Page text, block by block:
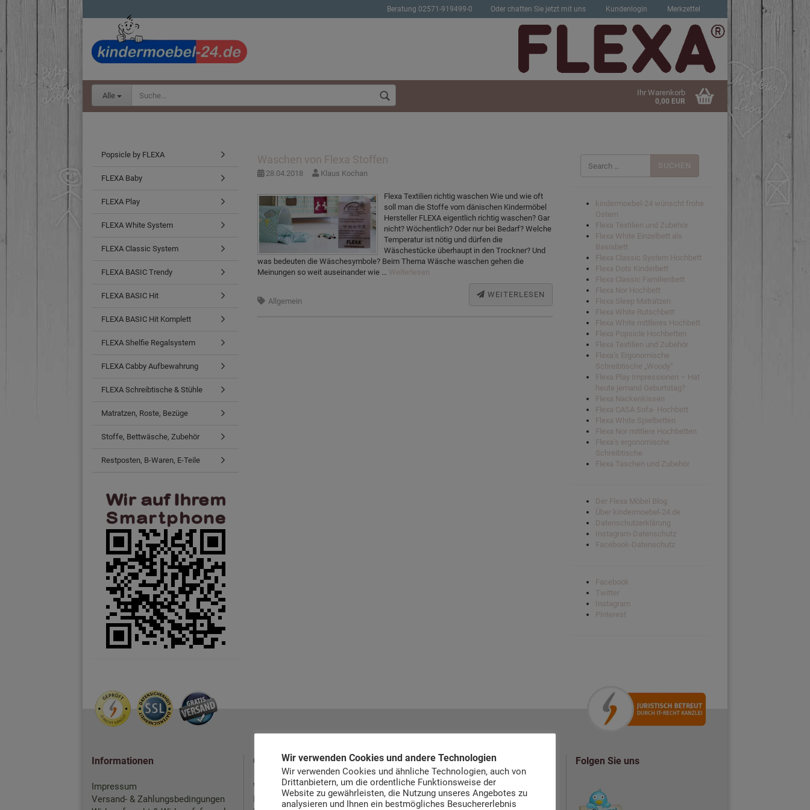
Beratung 02571-919499-0 Oder chatten Sie jetzt mit uns Kundenlogin
Passwort vergessen?
Merkzettel
Alle Ihr Warenkorb
0,00 EUR
Waschen von Flexa Stoffen
28.04.2018 Klaus Kochan
Flexa Textilien richtig waschen Wie und wie oft
soll man die Stoffe vom dänischen Kindermöbel
Hersteller FLEXA eigentlich richtig waschen? Gar
nicht? Wöchentlich? Oder nur bei Bedarf? Welche
Temperatur ist nötig und dürfen die
Wäschestücke überhaupt in den Trockner? Und
was bedeuten die Wäschesymbole? Beim Thema Wäsche waschen gehen die
Meinungen so weit auseinander wie … Weiterlesen
WEITERLESEN
Allgemein
Suchen
nach:
kindermoebel-24 wünscht frohe
Ostern
Flexa Textilien und Zubehör
Flexa White Einzelbett als
Basisbett
Flexa Classic System Hochbett
Flexa Dots Kinderbett
Flexa Classic Familienbett
Flexa Nor Hochbett
Flexa Sleep Matratzen
Flexa White Rutschbett
Flexa White mittleres Hochbett
Flexa Popsicle Hochbetten
Flexa Textilien und Zubehör
Flexa’s Ergonomische
Schreibtische „Woody“
Flexa Play Impressionen – Hat
heute jemand Geburtstag?
Flexa Nackenkissen
Flexa CASA Sofa- Hochbett
Flexa White Spielbetten
Flexa Nor mittlere Hochbetten
Flexa’s ergonomische
Schreibtische
Flexa Taschen und Zubehör
Der Flexa Möbel Blog
Über kindermoebel-24.de
Datenschutzerklärung
Instagram-Datenschutz
Facebook-Datenschutz
Facebook
Twitter
Instagram
Pinterest
Popsicle by FLEXA
FLEXA Baby
FLEXA Play
FLEXA White System
FLEXA Classic System
FLEXA BASIC Trendy
FLEXA BASIC Hit
FLEXA BASIC Hit Komplett
FLEXA Shelfie Regalsystem
FLEXA Cabby Aufbewahrung
FLEXA Schreibtische & Stühle
Matratzen, Roste, Bezüge
Stoffe, Bettwäsche, Zubehör
Restposten, B-Waren, E-Teile
Informationen
Impressum
Versand- & Zahlungsbedingungen
Quick-Links
Warenkorb
Mein Konto
Häufig gesucht
Popsicle by Flexa Flexa White
System
Folgen Sie uns
Wir verwenden Cookies und andere Technologien
Wir verwenden Cookies und ähnliche Technologien, auch von
Drittanbietern, um die ordentliche Funktionsweise der
Website zu gewährleisten, die Nutzung unseres Angebotes zu
analysieren und Ihnen ein bestmögliches Besuchererlebnis